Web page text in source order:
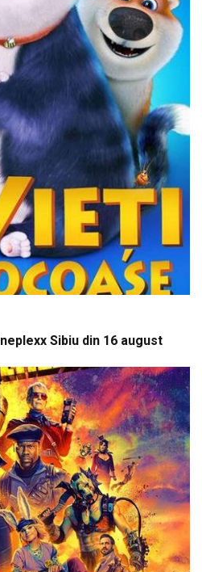
Sibiu din 16 august